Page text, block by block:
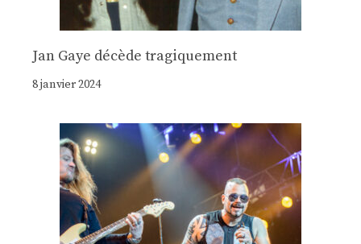
Jan Gaye décède tragiquement
8 janvier 2024